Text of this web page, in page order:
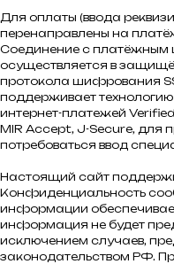
Для оплаты (ввода
перенаправлены на
Соединение с
осуществляется в
протокола шифрования
поддерживает
интернет-платежей
MIR Accept, J-Secure, для
потребоваться ввод
Настоящий сайт
Конфиденциальность
информации
информация не будет
исключением случаев,
законодательством РФ.